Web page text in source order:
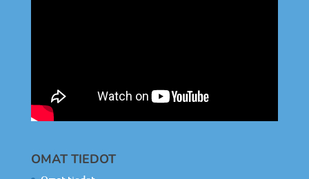
OMAT TIEDOT